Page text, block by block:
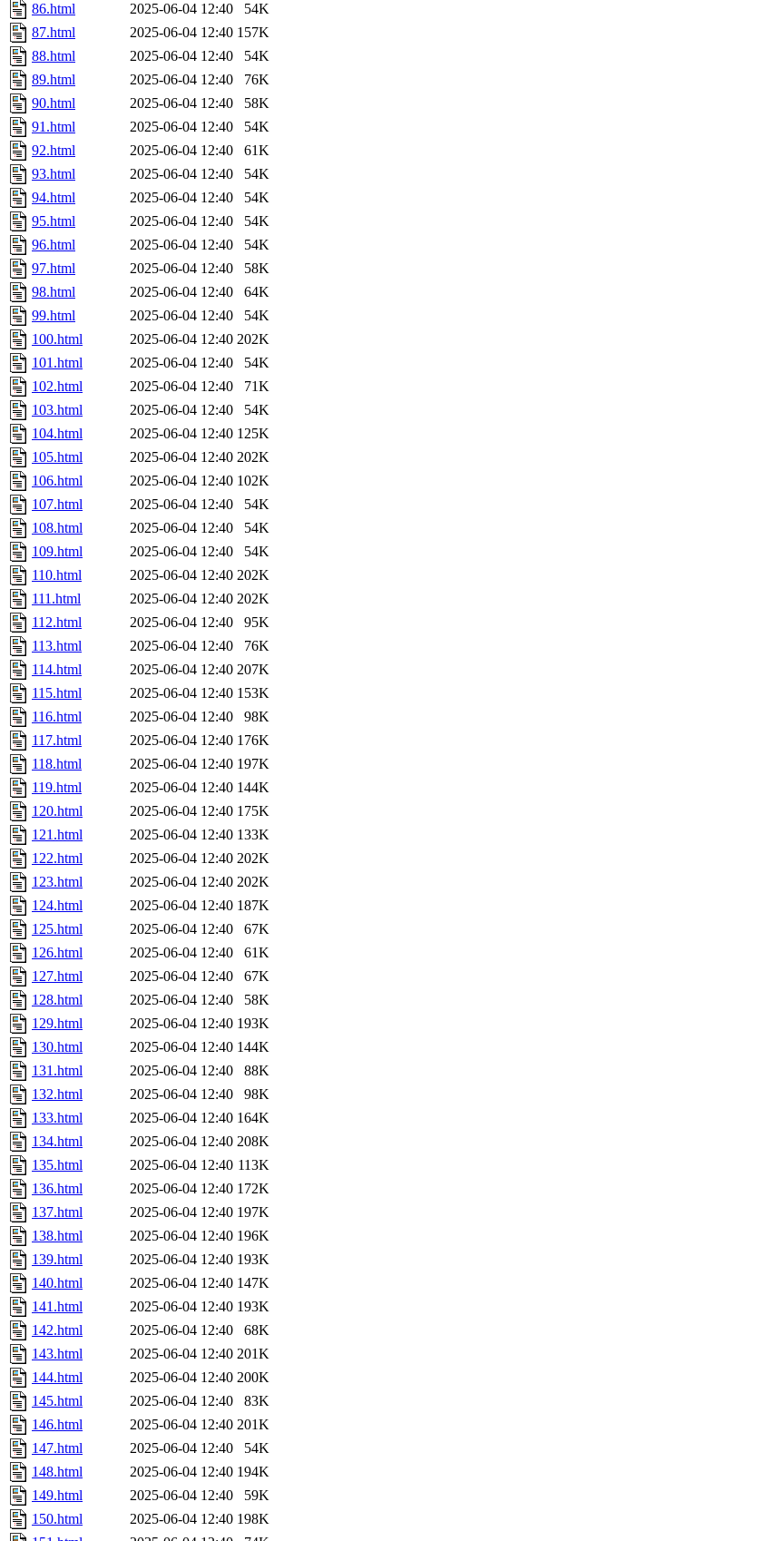
86.html
2025-06-04 12:40
54K
87.html
2025-06-04 12:40 157K
88.html
2025-06-04 12:40
54K
89.html
2025-06-04 12:40
76K
90.html
2025-06-04 12:40
58K
91.html
2025-06-04 12:40
54K
92.html
2025-06-04 12:40
61K
93.html
2025-06-04 12:40
54K
94.html
2025-06-04 12:40
54K
95.html
2025-06-04 12:40
54K
96.html
2025-06-04 12:40
54K
97.html
2025-06-04 12:40
58K
98.html
2025-06-04 12:40
64K
99.html
2025-06-04 12:40
54K
100.html
2025-06-04 12:40 202K
101.html
2025-06-04 12:40
54K
102.html
2025-06-04 12:40
71K
103.html
2025-06-04 12:40
54K
104.html
2025-06-04 12:40 125K
105.html
2025-06-04 12:40 202K
106.html
2025-06-04 12:40 102K
107.html
2025-06-04 12:40
54K
108.html
2025-06-04 12:40
54K
109.html
2025-06-04 12:40
54K
110.html
2025-06-04 12:40 202K
111.html
2025-06-04 12:40 202K
112.html
2025-06-04 12:40
95K
113.html
2025-06-04 12:40
76K
114.html
2025-06-04 12:40 207K
115.html
2025-06-04 12:40 153K
116.html
2025-06-04 12:40
98K
117.html
2025-06-04 12:40 176K
118.html
2025-06-04 12:40 197K
119.html
2025-06-04 12:40 144K
120.html
2025-06-04 12:40 175K
121.html
2025-06-04 12:40 133K
122.html
2025-06-04 12:40 202K
123.html
2025-06-04 12:40 202K
124.html
2025-06-04 12:40 187K
125.html
2025-06-04 12:40
67K
126.html
2025-06-04 12:40
61K
127.html
2025-06-04 12:40
67K
128.html
2025-06-04 12:40
58K
129.html
2025-06-04 12:40 193K
130.html
2025-06-04 12:40 144K
131.html
2025-06-04 12:40
88K
132.html
2025-06-04 12:40
98K
133.html
2025-06-04 12:40 164K
134.html
2025-06-04 12:40 208K
135.html
2025-06-04 12:40 113K
136.html
2025-06-04 12:40 172K
137.html
2025-06-04 12:40 197K
138.html
2025-06-04 12:40 196K
139.html
2025-06-04 12:40 193K
140.html
2025-06-04 12:40 147K
141.html
2025-06-04 12:40 193K
142.html
2025-06-04 12:40
68K
143.html
2025-06-04 12:40 201K
144.html
2025-06-04 12:40 200K
145.html
2025-06-04 12:40
83K
146.html
2025-06-04 12:40 201K
147.html
2025-06-04 12:40
54K
148.html
2025-06-04 12:40 194K
149.html
2025-06-04 12:40
59K
150.html
2025-06-04 12:40 198K